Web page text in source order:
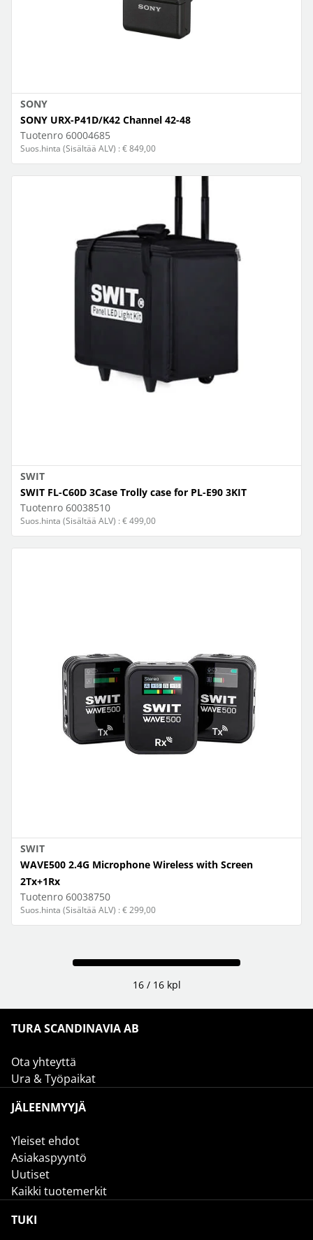
SONY
SONY URX-P41D/K42 Channel 42-48
Tuotenro 60004685
Suos.hinta (Sisältää ALV) : € 849,00
SWIT
SWIT FL-C60D 3Case Trolly case for PL-E90 3KIT
Tuotenro 60038510
Suos.hinta (Sisältää ALV) : € 499,00
SWIT
WAVE500 2.4G Microphone Wireless with Screen
2Tx+1Rx
Tuotenro 60038750
Suos.hinta (Sisältää ALV) : € 299,00
16 / 16 kpl
TURA SCANDINAVIA AB
Ota yhteyttä
Ura & Työpaikat
JÄLEENMYYJÄ
Yleiset ehdot
Asiakaspyyntö
Uutiset
Kaikki tuotemerkit
TUKI